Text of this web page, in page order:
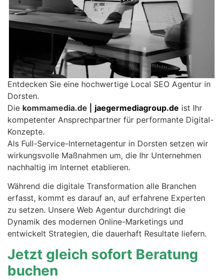
Entdecken Sie eine hochwertige Local SEO Agentur in
Dorsten.
Die kommamedia.de | jaegermediagroup.de ist Ihr
kompetenter Ansprechpartner für performante Digital-
Konzepte.
Als Full-Service-Internetagentur in Dorsten setzen wir
wirkungsvolle Maßnahmen um, die Ihr Unternehmen
nachhaltig im Internet etablieren.
Während die digitale Transformation alle Branchen
erfasst, kommt es darauf an, auf erfahrene Experten
zu setzen. Unsere Web Agentur durchdringt die
Dynamik des modernen Online-Marketings und
entwickelt Strategien, die dauerhaft Resultate liefern.
Jetzt gleich sofort Beratung
buchen